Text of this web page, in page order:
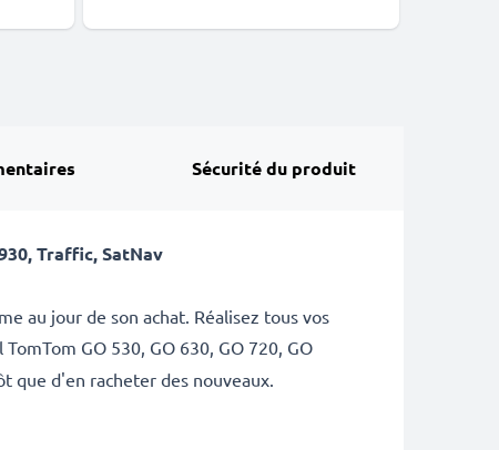
Sécurité du produit
Traffic, SatNav
au jour de son achat. Réalisez tous vos
TomTom GO 530, GO 630, GO 720, GO
que d'en racheter des nouveaux.